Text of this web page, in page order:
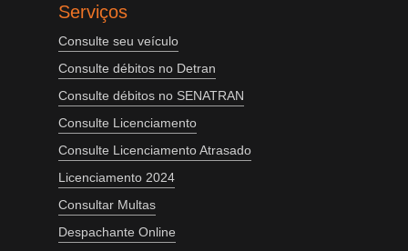
Serviços
Consulte seu veículo
Consulte débitos no Detran
Consulte débitos no SENATRAN
Consulte Licenciamento
Consulte Licenciamento Atrasado
Licenciamento 2024
Consultar Multas
Despachante Online